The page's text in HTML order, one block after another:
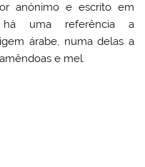
anónimo e escrito em
uma referência a
árabe, numa delas a
e mel.